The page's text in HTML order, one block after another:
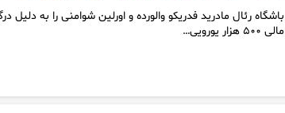
باشگاه رئال مادرید فدریکو والورده و اورلین شوامنی را به
مالی ۵۰۰ هزار یورویی…